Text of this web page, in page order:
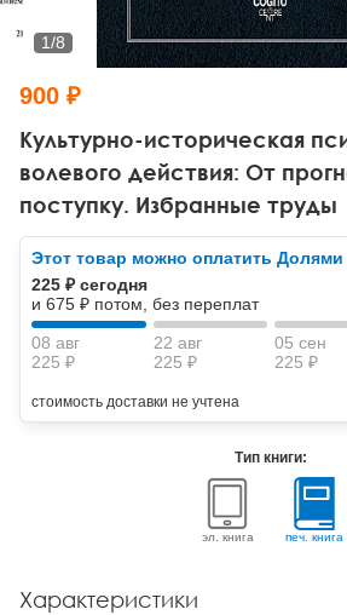
Тревожные расстройства,
Психодрама
Другие направления психотерапии
Классический, эриксоновский
НЛП
Психология труда и эргономика
Социальная психология
Социальная и организационная
Классический и юнгианский
Культурно-историческая
волевого действия: От
поступку. Избранные труды
1/8
900 ₽
Этот товар можно оплатить Долями
225 ₽ сегодня
и 675 ₽ потом, без переплат
08 авг
225 ₽
22 авг
225 ₽
05 сен
225 ₽
стоимость доставки не учтена
Тип книги:
эл. книга печ. книга
Характеристики